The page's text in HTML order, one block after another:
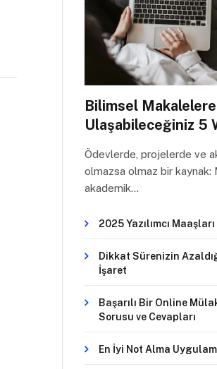
Bilimsel Makalelere
Ulaşabileceğiniz 5
Ödevlerde, projelerde ve
olmazsa olmaz bir kaynak:
akademik…
2025 Yazılımcı Maaşları
Dikkat Sürenizin
İşaret
Başarılı Bir Online
Sorusu ve Cevapları
En İyi Not Alma